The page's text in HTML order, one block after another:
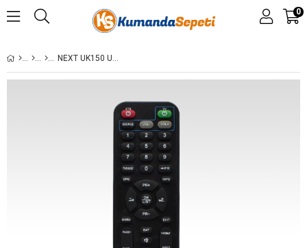
0
NEXT UK150 UYDU KUMANDASI